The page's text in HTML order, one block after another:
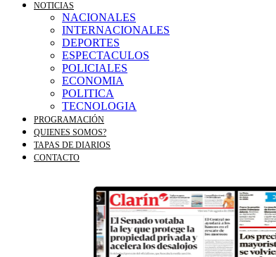
NOTICIAS
NACIONALES
INTERNACIONALES
DEPORTES
ESPECTACULOS
POLICIALES
ECONOMIA
POLITICA
TECNOLOGIA
PROGRAMACIÓN
QUIENES SOMOS?
TAPAS DE DIARIOS
CONTACTO